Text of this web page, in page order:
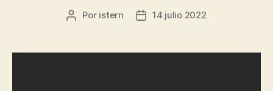
Autor
entrada
Por istern
Fecha
entrada
14 julio 2022